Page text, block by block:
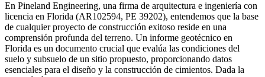
En Pineland Engineering, una firma de arquitectura e ingeniería con
licencia en Florida (AR102594, PE 39202), entendemos que la base
de cualquier proyecto de construcción exitoso reside en una
comprensión profunda del terreno. Un informe geotécnico en
Florida es un documento crucial que evalúa las condiciones del
suelo y subsuelo de un sitio propuesto, proporcionando datos
esenciales para el diseño y la construcción de cimientos. Dada la